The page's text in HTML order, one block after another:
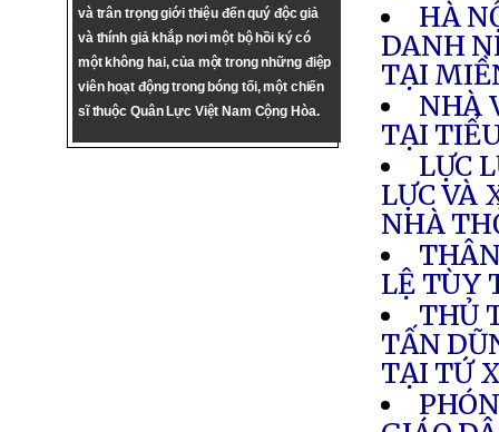
và trân trọng giới thiệu đến quý độc giả
và thính giả khắp nơi một bộ hồi ký có
một không hai, của một trong những điệp
viên hoạt động trong bóng tối, một chiến
sĩ thuộc Quân Lực Việt Nam Cộng Hòa.
HÀ
DANH
TẠI
NHÀ
TẠI
LỰC
LỰC VÀ
NHÀ
LỆ TÙY
THỦ
TẤN
TẠI TỨ